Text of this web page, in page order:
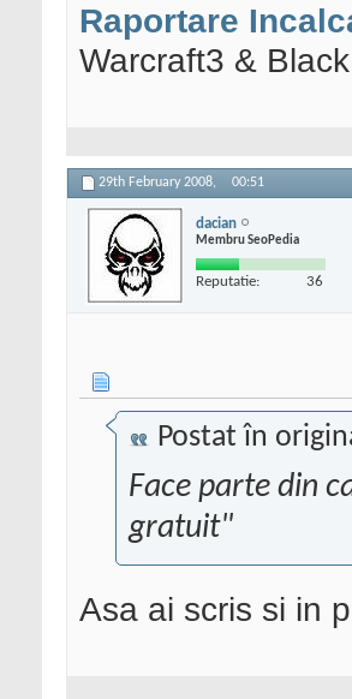
Raportare
Warcraft3 &
29th February 2008, 00:51
dacian
Membru SeoPedia
Reputatie: 36
Postat în
Face parte din
gratuit"
Asa ai scris si in